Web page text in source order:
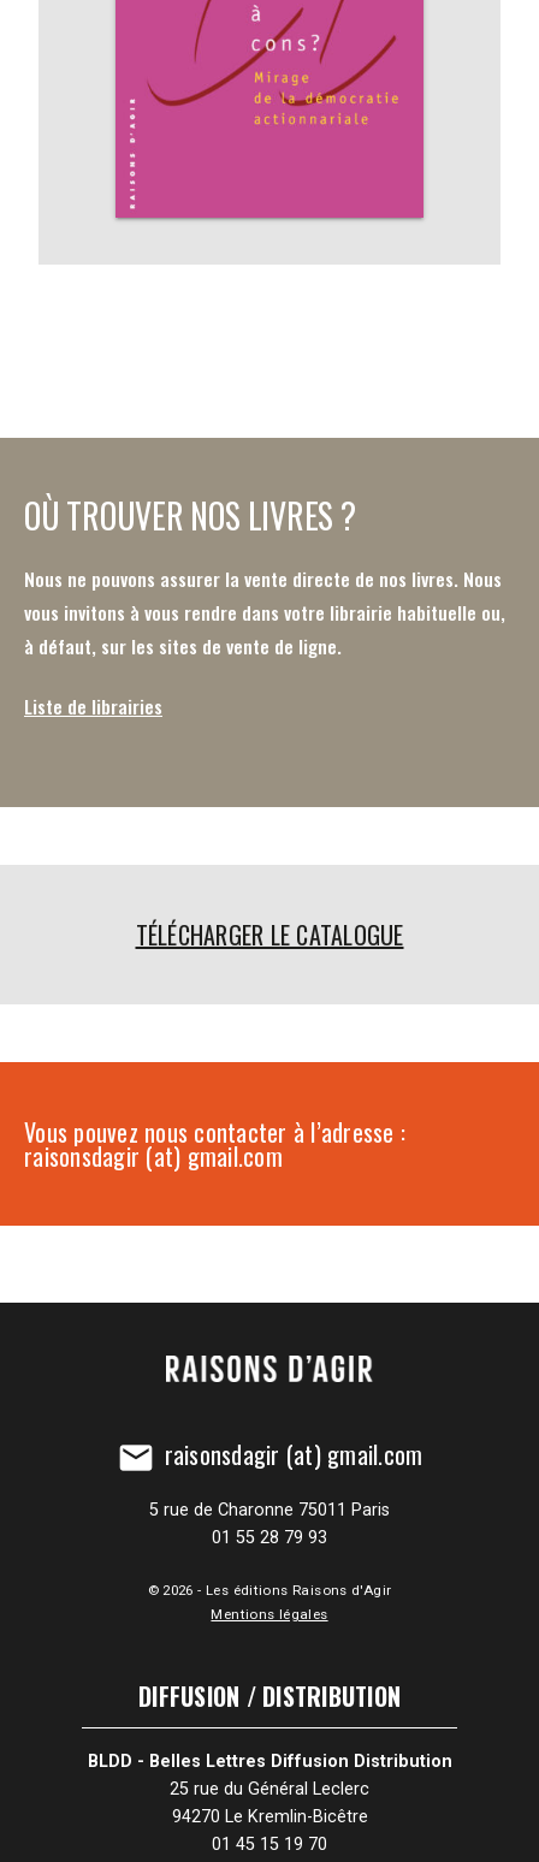
OÙ TROUVER NOS LIVRES ?
Nous ne pouvons assurer la vente directe de nos livres. Nous
vous invitons à vous rendre dans votre librairie habituelle ou,
à défaut, sur les sites de vente de ligne.
Liste de librairies
TÉLÉCHARGER LE CATALOGUE
Vous pouvez nous contacter à l’adresse :
raisonsdagir (at) gmail.com
mail raisonsdagir (at) gmail.com
5 rue de Charonne 75011 Paris
01 55 28 79 93
© 2026 - Les éditions Raisons d'Agir
Mentions légales
DIFFUSION / DISTRIBUTION
BLDD - Belles Lettres Diffusion Distribution
25 rue du Général Leclerc
94270 Le Kremlin-Bicêtre
01 45 15 19 70